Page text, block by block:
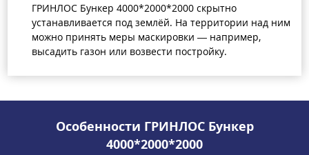
ГРИНЛОС Бункер 4000*2000*2000 скрытно
устанавливается под землёй. На территории над ним
можно принять меры маскировки — например,
высадить газон или возвести постройку.
Особенности ГРИНЛОС Бункер
4000*2000*2000